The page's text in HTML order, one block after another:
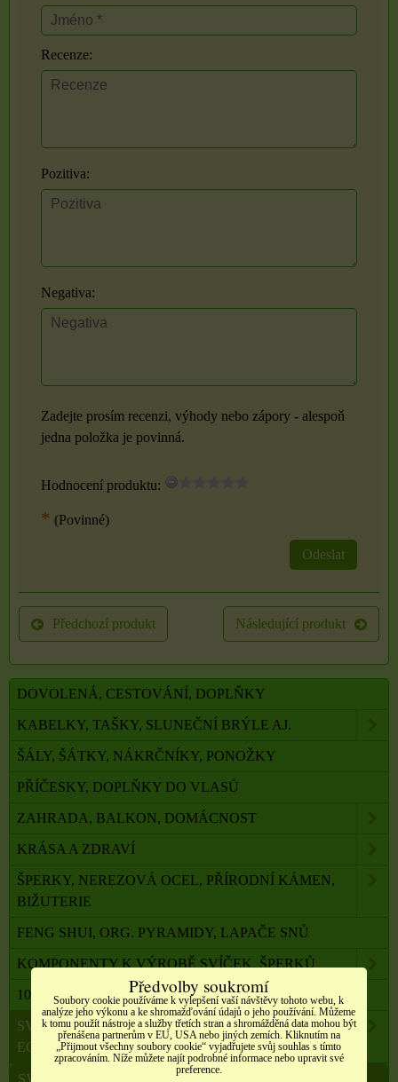
Recenze:
Pozitiva:
Negativa:
Zadejte prosím recenzi, výhody nebo zápory - alespoň
jedna položka je povinná.
Hodnocení produktu:
* (Povinné)
Odeslat
Předchozí produkt Následující produkt
DOVOLENÁ, CESTOVÁNÍ, DOPLŇKY
KABELKY, TAŠKY, SLUNEČNÍ BRÝLE AJ.
ŠÁLY, ŠÁTKY, NÁKRČNÍKY, PONOŽKY
PŘÍČESKY, DOPLŇKY DO VLASŮ
ZAHRADA, BALKON, DOMÁCNOST
KRÁSA A ZDRAVÍ
ŠPERKY, NEREZOVÁ OCEL, PŘÍRODNÍ KÁMEN,
BIŽUTERIE
FENG SHUI, ORG. PYRAMIDY, LAPAČE SNŮ
KOMPONENTY K VÝROBĚ SVÍČEK, ŠPERKŮ
100 % PŘÍRODNÍ ESENCIÁLNÍ OLEJE SALOOS
SVÍČKY Z PALMOVÉHO A SÓJOVÉHO VOSKU
ECO
Předvolby soukromí
Soubory cookie používáme k vylepšení vaší návštěvy tohoto webu, k
analýze jeho výkonu a ke shromažďování údajů o jeho používání. Můžeme
k tomu použít nástroje a služby třetích stran a shromážděná data mohou být
přenášena partnerům v EU, USA nebo jiných zemích. Kliknutím na
„Přijmout všechny soubory cookie“ vyjadřujete svůj souhlas s tímto
zpracováním. Níže můžete najít podrobné informace nebo upravit své
preference.